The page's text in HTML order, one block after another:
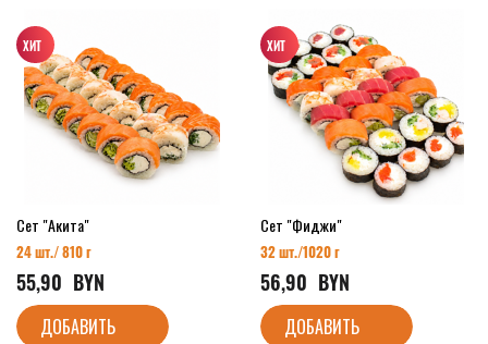
Сет "Акита"
24 шт./ 810 г
55,90
  BYN
ДОБАВИТЬ
Сет "Фиджи"
32 шт./1020 г
56,90
  BYN
ДОБАВИТЬ